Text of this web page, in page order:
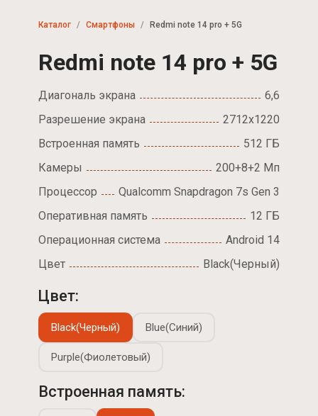
Каталог Смартфоны Redmi note 14 pro + 5G
Redmi note 14 pro + 5G
Диагональ экрана
6,6
Разрешение экрана
2712x1220
Встроенная память
512 ГБ
Камеры
200+8+2 Мп
Процессор
Qualcomm Snapdragon 7s Gen 3
Оперативная память
12 ГБ
Операционная система
Android 14
Цвет
Black(Черный)
Цвет:
Black(Черный) Blue(Синий)
Purple(Фиолетовый)
Встроенная память: